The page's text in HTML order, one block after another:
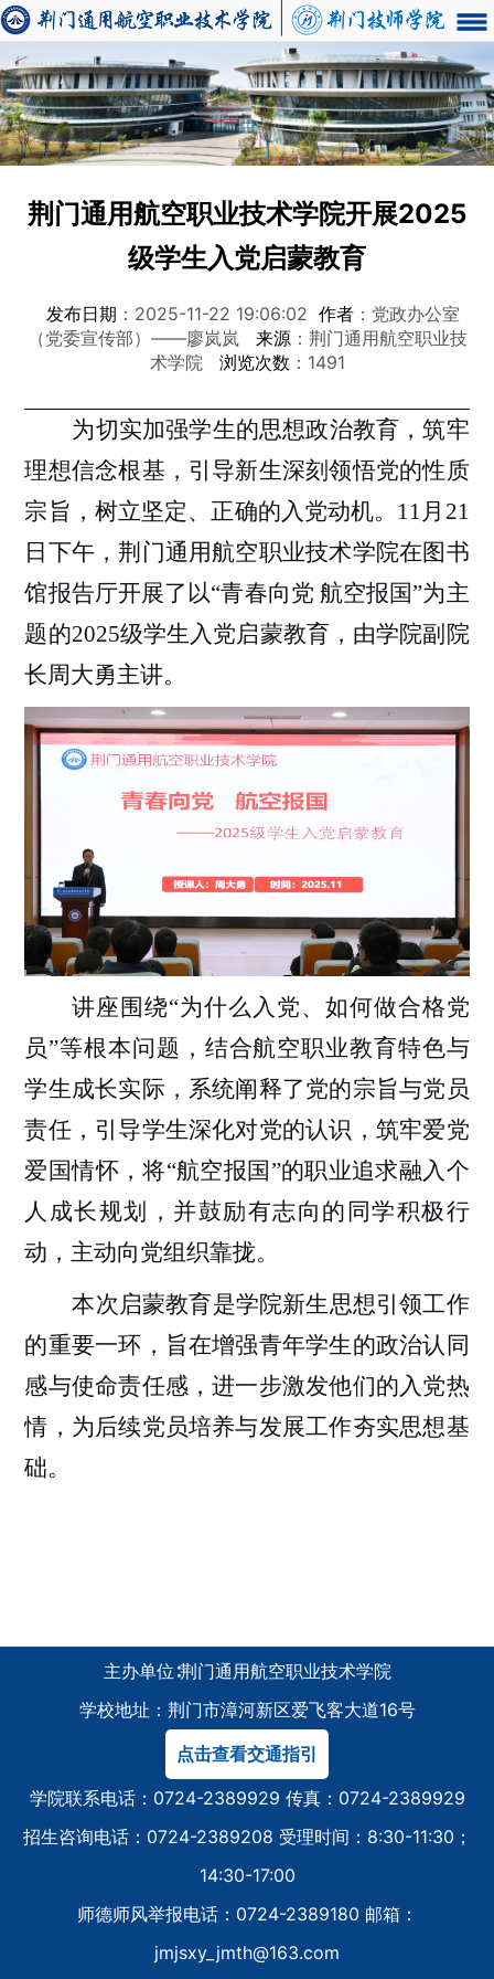
荆门通用航空职业技术学院开展2025
级学生入党启蒙教育
发布日期 ：2025-11-22 19:06:02 作者：党政办公室
（党委宣传部）——廖岚岚
来源：荆门通用航空职业技
术学院
浏览次数 ：1491
为切实加强学生的思想政治教育，筑牢
理想信念根基，引导新生深刻领悟党的性质
宗旨，树立坚定、正确的入党动机。 11月21
日下午，荆门通用航空职业技术学院在图书
馆报告厅开展了以“青春向党 航空报国”为主
题的2025级学生入党启蒙教育， 由学院副院
长周大勇主讲。
讲座 围绕“为什么入党、 如何做合格党
员”等根本问题，结合航空职业教育特色与
学生成长实际，系统阐释了党的宗旨与党员
责任，引导学生深化对党的认识，筑牢爱党
爱国情怀，将“航空报国”的职业追求融入个
人成长规划，并鼓励有志向的同学积极行
动，主动向党组织靠拢。
本次启蒙教育是学院新生思想引领工作
的重要一环，旨在增强青年学生的政治认同
感与使命责任感，进一步激发他们的入党热
情，为后续党员培养与发展工作夯实思想基
础。
主办单位∶荆门通用航空职业技术学院
学校地址：荆门市漳河新区爱飞客大道16号
点击查看交通指引
学院联系电话：0724-2389929 传真：0724-2389929
招生咨询电话：0724-2389208 受理时间：8:30-11:30；
14:30-17:00
师德师风举报电话：0724-2389180 邮箱：
jmjsxy_jmth@163.com